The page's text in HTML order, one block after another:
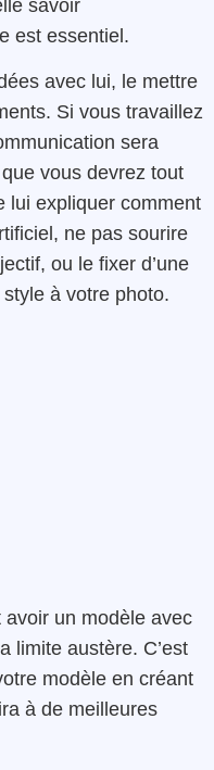
savoir
est essentiel.
avec lui, le mettre
Si vous travaillez
sera
vous devrez tout
lui expliquer comment
ne pas sourire
ou le fixer d’une
à votre photo.
un modèle avec
limite austère. C’est
modèle en créant
à de meilleures